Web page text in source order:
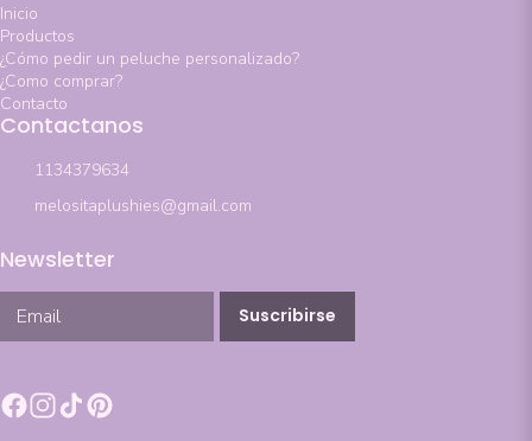
Inicio
Productos
¿Cómo pedir un peluche personalizado?
¿Como comprar?
Contacto
Contactanos
1134379634
melositaplushies@gmail.com
Newsletter
Suscribirse